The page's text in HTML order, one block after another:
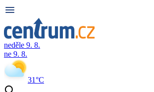
neděle 9. 8.
ne 9. 8.
31°C